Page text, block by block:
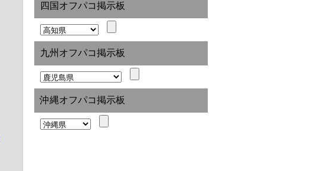
四国オフパコ掲示板
九州オフパコ掲示板
沖縄オフパコ掲示板